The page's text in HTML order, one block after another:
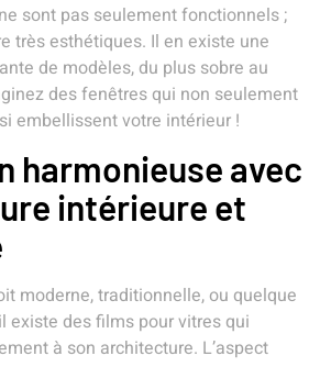
sont pas seulement fonctionnels ;
très esthétiques. Il en existe une
de modèles, du plus sobre au
des fenêtres qui non seulement
embellissent votre intérieur !
harmonieuse avec
intérieure et
moderne, traditionnelle, ou quelque
existe des films pour vitres qui
à son architecture. L’aspect